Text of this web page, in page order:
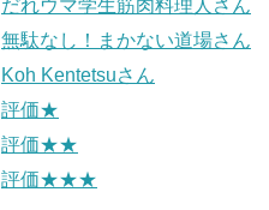
だれウマ学生筋肉料理人さん
無駄なし！まかない道場さん
Koh Kentetsuさん
評価★
評価★★
評価★★★